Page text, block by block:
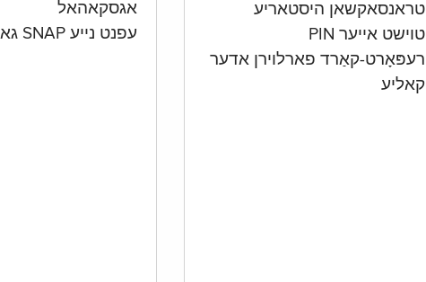
אגסקאהאל
עפנט נייע SNAP גאס אקאונט
טראנסאקשאן היסטאריע
טוישט אייער PIN
רעפּאָרט-קאַרד פארלוירן אדער
קאליע